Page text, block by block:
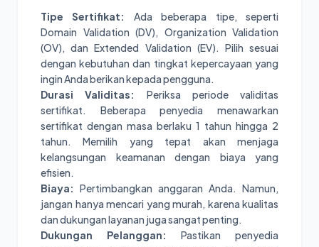
Tipe Sertifikat:
Ada beberapa tipe, seperti
Domain Validation (DV), Organization Validation
(OV), dan Extended Validation (EV). Pilih sesuai
dengan kebutuhan dan tingkat kepercayaan yang
ingin Anda berikan kepada pengguna.
Durasi Validitas:
Periksa periode validitas
sertifikat. Beberapa penyedia menawarkan
sertifikat dengan masa berlaku 1 tahun hingga 2
tahun. Memilih yang tepat akan menjaga
kelangsungan keamanan dengan biaya yang
efisien.
Biaya: Pertimbangkan anggaran Anda. Namun,
jangan hanya mencari yang murah, karena kualitas
dan dukungan layanan juga sangat penting.
Dukungan Pelanggan:
Pastikan penyedia